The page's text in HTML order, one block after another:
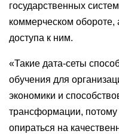
государственных
коммерческом обороте,
доступа к ним.
«Такие дата-сеты
обучения для
экономики и
трансформации, потому
опираться на